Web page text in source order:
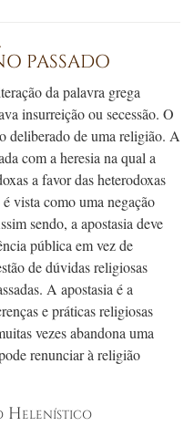
PASSADO
da palavra grega
insurreição ou secessão. O
deliberado de uma religião. A
com a heresia na qual a
a favor das heterodoxas
vista como uma negação
sendo, a apostasia deve
pública em vez de
de dúvidas religiosas
A apostasia é a
e práticas religiosas
vezes abandona uma
renunciar à religião
Helenístico